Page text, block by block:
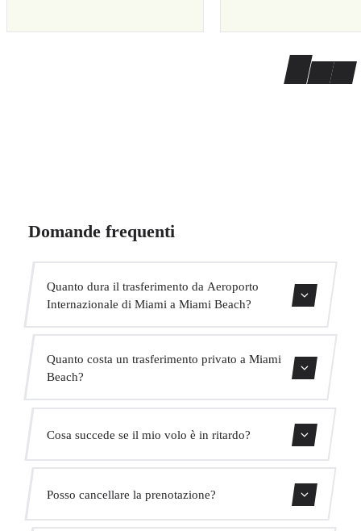
Domande frequenti
Quanto dura il trasferimento da Aeroporto
Internazionale di Miami a Miami Beach?
Quanto costa un trasferimento privato a Miami
Beach?
prezzo fisso immediato. Senza costi nascosti.
Cosa succede se il mio volo è in ritardo?
adatterà automaticamente l'orario di ritiro senza costi
aggiuntivi.
Posso cancellare la prenotazione?